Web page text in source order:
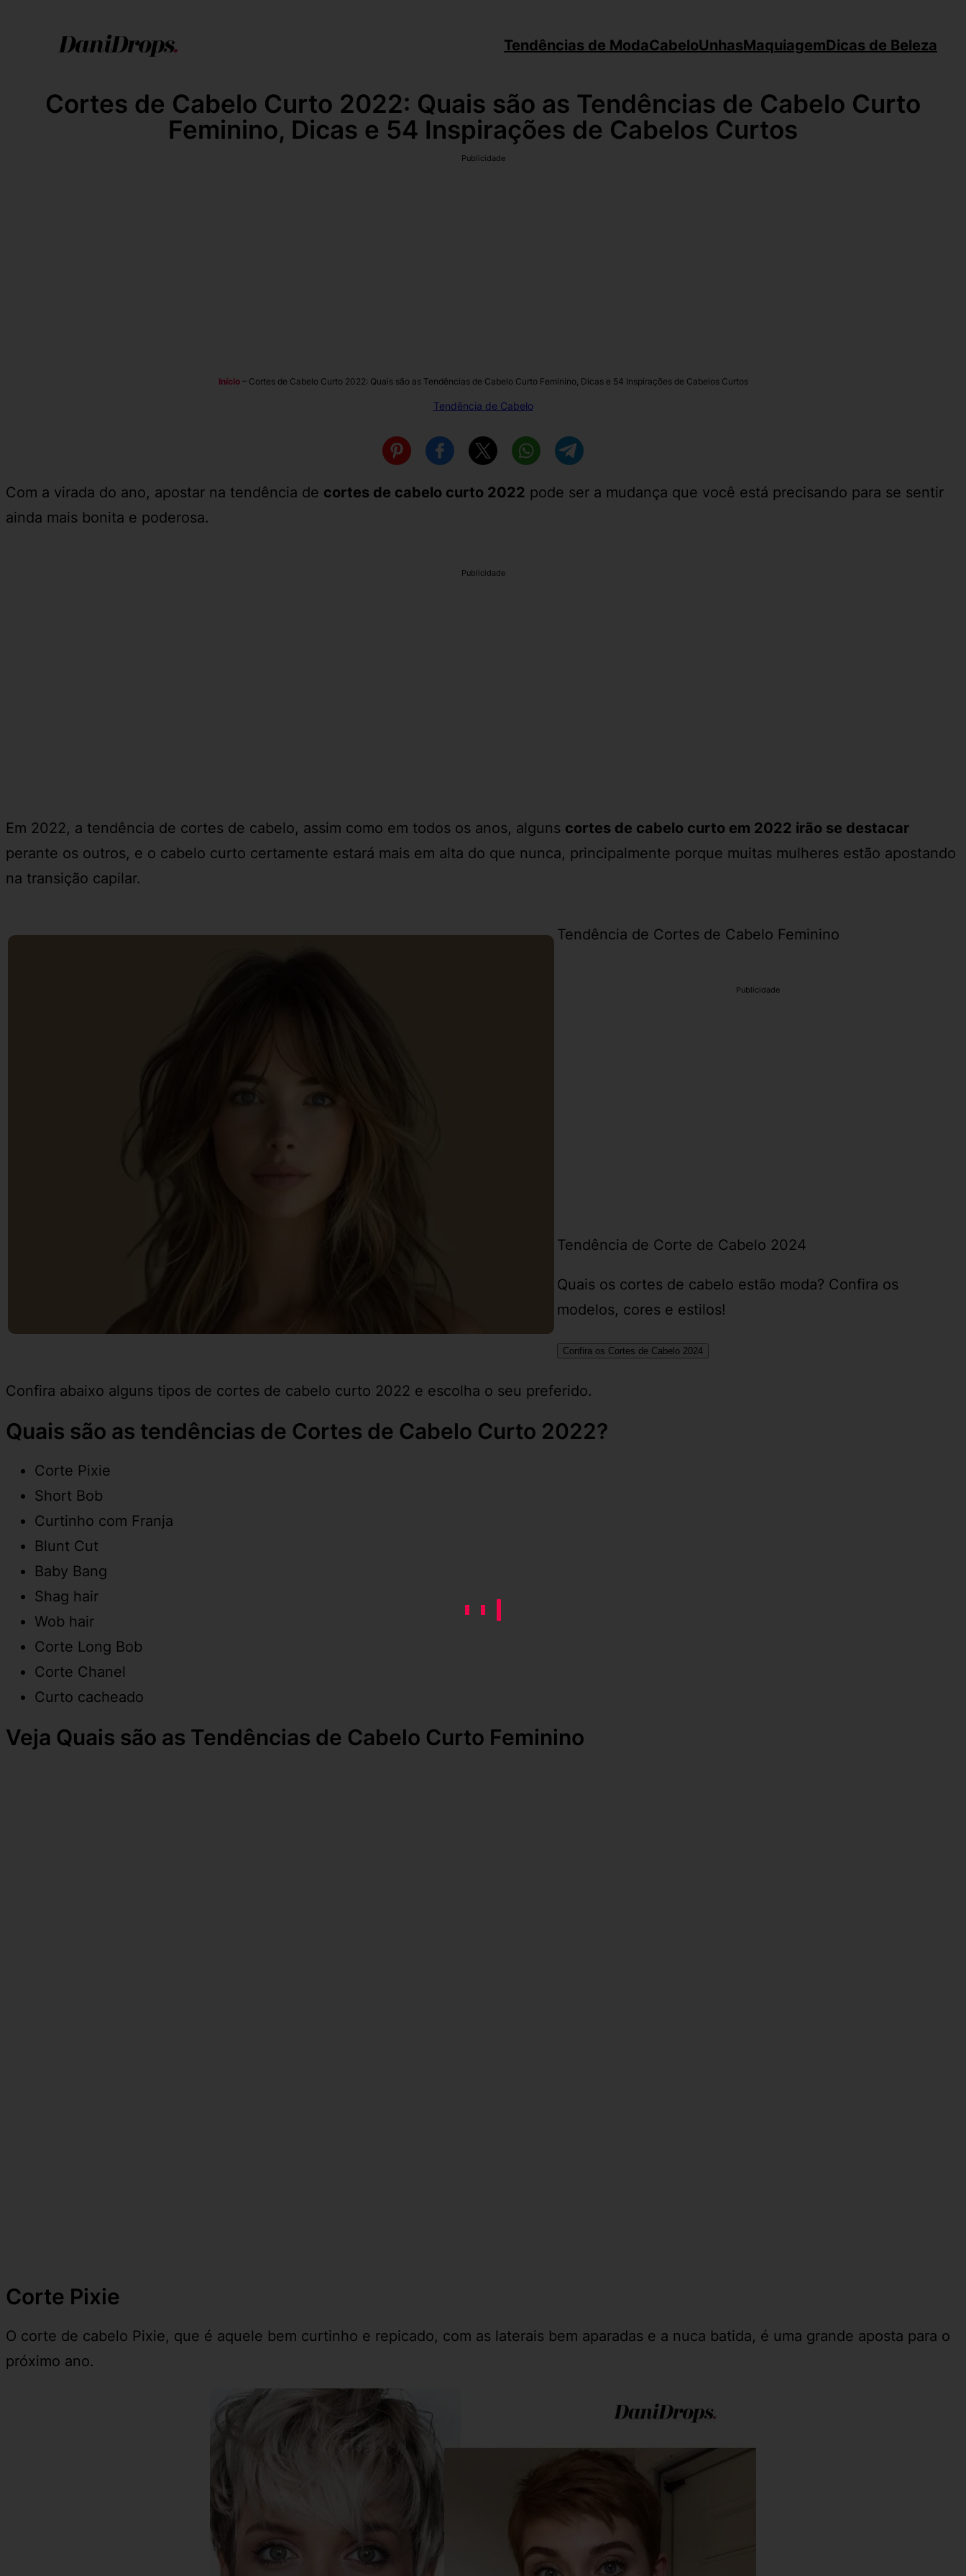
Tendências de ModaCabeloUnhasMaquiagemDicas de Beleza
Cortes de Cabelo Curto 2022: Quais são as Tendências de Cabelo Curto
Feminino, Dicas e 54 Inspirações de Cabelos Curtos
Publicidade
Início– Cortes de Cabelo Curto 2022: Quais são as Tendências de Cabelo Curto Feminino, Dicas e 54 Inspirações de Cabelos Curtos
Tendência de Cabelo
Com a virada do ano, apostar na tendência de cortes de cabelo curto 2022 pode ser a mudança que você está precisando para se sentir
ainda mais bonita e poderosa.
Publicidade
Em 2022, a tendência de cortes de cabelo, assim como em todos os anos, alguns cortes de cabelo curto em 2022 irão se destacar
perante os outros, e o cabelo curto certamente estará mais em alta do que nunca, principalmente porque muitas mulheres estão apostando
na transição capilar.
Tendência de Cortes de Cabelo Feminino
Publicidade
Tendência de Corte de Cabelo 2024
Quais os cortes de cabelo estão moda? Confira os
modelos, cores e estilos!
Confira os Cortes de Cabelo 2024
Confira abaixo alguns tipos de cortes de cabelo curto 2022 e escolha o seu preferido.
Quais são as tendências de Cortes de Cabelo Curto 2022?
Corte Pixie
Short Bob
Curtinho com Franja
Blunt Cut
Baby Bang
Shag hair
Wob hair
Corte Long Bob
Corte Chanel
Curto cacheado
Veja Quais são as Tendências de Cabelo Curto Feminino
Corte Pixie
O corte de cabelo Pixie, que é aquele bem curtinho e repicado, com as laterais bem aparadas e a nuca batida, é uma grande aposta para o
próximo ano.